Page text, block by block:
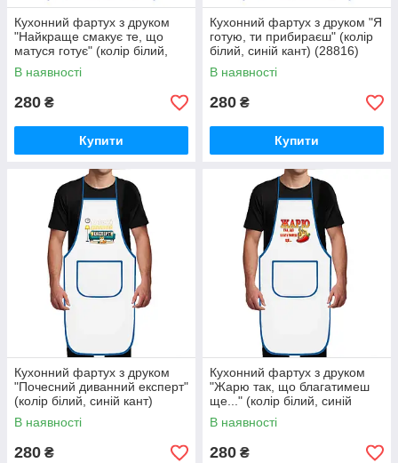
Кухонний фартух з друком
"Найкраще смакує те, що
матуся готує" (колір білий,
синій кант) (28379)
В наявності
280 ₴
Купити
Кухонний фартух з друком "Я
готую, ти прибираєш" (колір
білий, синій кант) (28816)
В наявності
280 ₴
Купити
Кухонний фартух з друком
"Почесний диванний експерт"
(колір білий, синій кант)
(28828)
В наявності
280 ₴
Кухонний фартух з друком
"Жарю так, що благатимеш
ще..." (колір білий, синій
кант) (28840)
В наявності
280 ₴